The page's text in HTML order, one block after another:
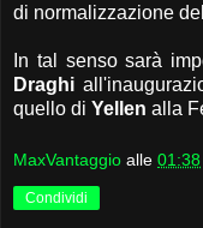
di normalizzazione
In tal senso sarà
Draghi
quello di Yellen alla
MaxVantaggio alle 01:38
Condividi